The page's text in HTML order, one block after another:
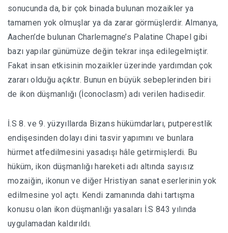
sonucunda da, bir çok binada bulunan mozaikler ya
tamamen yok olmuşlar ya da zarar görmüşlerdir. Almanya,
Aachen’de bulunan Charlemagne’s Palatine Chapel gibi
bazı yapılar günümüze değin tekrar inşa edilegelmiştir.
Fakat insan etkisinin mozaikler üzerinde yardımdan çok
zararı olduğu açıktır. Bunun en büyük sebeplerinden biri
de ikon düşmanlığı (İconoclasm) adı verilen hadisedir.
İ.S 8. ve 9. yüzyıllarda Bizans hükümdarları, putperestlik
endişesinden dolayı dini tasvir yapımını ve bunlara
hürmet atfedilmesini yasadışı hâle getirmişlerdi. Bu
hüküm, ikon düşmanlığı hareketi adı altında sayısız
mozaiğin, ikonun ve diğer Hristiyan sanat eserlerinin yok
edilmesine yol açtı. Kendi zamanında dahi tartışma
konusu olan ikon düşmanlığı yasaları İ.S 843 yılında
uygulamadan kaldırıldı.